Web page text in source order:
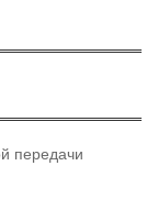
передачи